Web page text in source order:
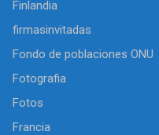
Finlandia
firmasinvitadas
Fondo de poblaciones ONU
Fotografia
Fotos
Francia